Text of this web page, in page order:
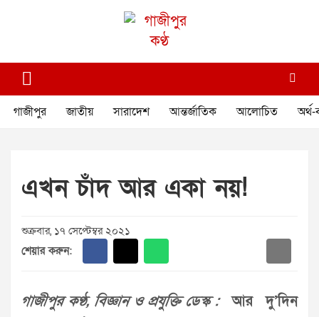
গাজীপুর কণ্ঠ
গাজীপুর জাতীয় সারাদেশ আন্তর্জাতিক আলোচিত অর্থ-
এখন চাঁদ আর একা নয়!
শুক্রবার, ১৭ সেপ্টেম্বর ২০২১
শেয়ার করুন:
গাজীপুর কণ্ঠ, বিজ্ঞান ও প্রযুক্তি ডেস্ক :আর দু’দিন